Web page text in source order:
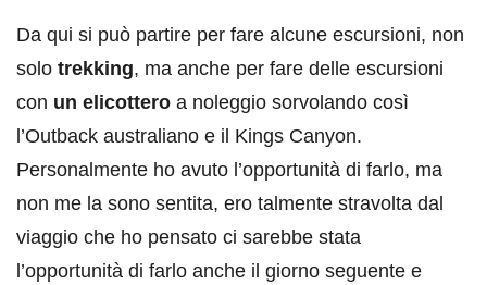
Da qui si può partire per fare alcune escursioni, non
solo trekking, ma anche per fare delle escursioni
con un elicottero a noleggio sorvolando così
l’Outback australiano e il Kings Canyon.
Personalmente ho avuto l’opportunità di farlo, ma
non me la sono sentita, ero talmente stravolta dal
viaggio che ho pensato ci sarebbe stata
l’opportunità di farlo anche il giorno seguente e